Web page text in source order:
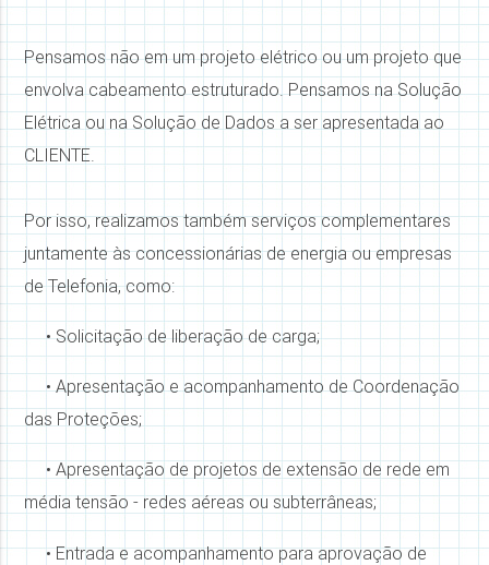
Pensamos não em um projeto elétrico ou um projeto que
envolva cabeamento estruturado. Pensamos na Solução
Elétrica ou na Solução de Dados a ser apresentada ao
CLIENTE.
Por isso, realizamos também serviços complementares
juntamente às concessionárias de energia ou empresas
de Telefonia, como:
•Solicitação de liberação de carga;
•Apresentação e acompanhamento de Coordenação
das Proteções;
• Apresentação de projetos de extensão de rede em
média tensão - redes aéreas ou subterrâneas;
•Entrada e acompanhamento para aprovação de